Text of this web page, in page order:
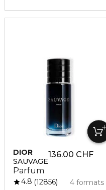
DIOR
SAUVAGE
Parfum
136.00 CHF
4 formats
4.8 12856